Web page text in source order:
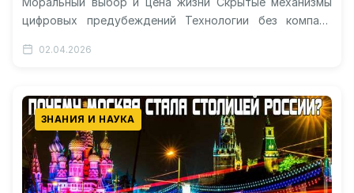
цифровых предубеждений Технологии без компаса
справедливым, демонстрируют…
02.04.2026
ЗНАНИЯ И НАУКА